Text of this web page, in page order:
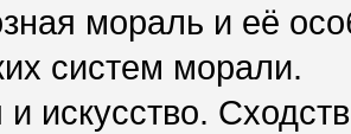
мораль и её
систем морали.
и искусство.